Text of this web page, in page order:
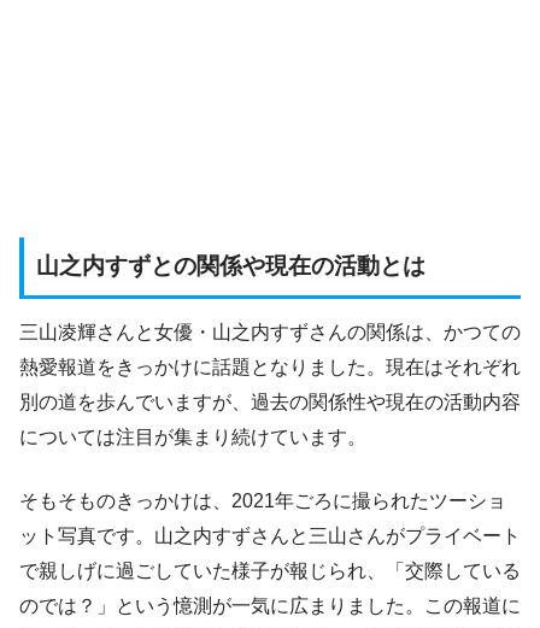
山之内すずとの関係や現在の活動とは
三山凌輝さんと女優・山之内すずさんの関係は、かつての
熱愛報道をきっかけに話題となりました。現在はそれぞれ
別の道を歩んでいますが、過去の関係性や現在の活動内容
については注目が集まり続けています。
そもそものきっかけは、2021年ごろに撮られたツーショ
ット写真です。山之内すずさんと三山さんがプライベート
で親しげに過ごしていた様子が報じられ、「交際している
のでは？」という憶測が一気に広まりました。この報道に